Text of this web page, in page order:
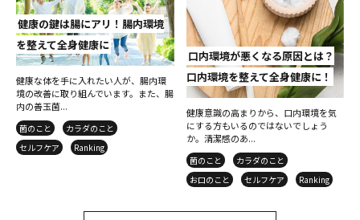
健康の鍵は腸にアリ！腸内環境
を整えて全身健康に
健康な体を手に入れたい人が、腸内環
境の改善に取り組んでいます。また、腸
内の善玉菌...
菌のこと
カラダのこと
セルフケア
Ranking
口内環境が悪くなる原因とは？
口内環境を整えて全身健康に！
健康意識の高まりから、口内環境を気
にする方もいるのではないでしょう
か。清潔感のあ...
菌のこと
カラダのこと
お口のこと
セルフケア Ranking